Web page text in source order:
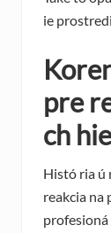
ie
pre
ch
Histó ria ú
reakcia na
profesioná